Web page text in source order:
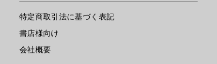
特定商取引法に基づく表記
書店様向け
会社概要